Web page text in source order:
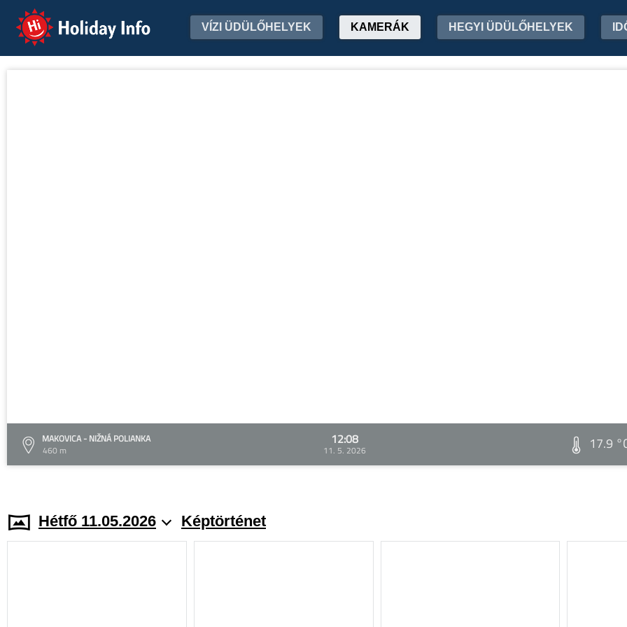
Holiday Info VÍZI ÜDÜLŐHELYEK KAMERÁK HEGYI ÜDÜLŐHELYEK
MAKOVICA - NIŽNÁ POLIANKA
460 m
12:08
11. 5. 2026 17.9
Hétfő 11.05.2026 Képtörténet